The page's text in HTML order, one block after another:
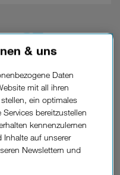
RTL.
& uns
Daten
mit all ihren
ein optimales
bereitzustellen
kennenzulernen
auf unserer
Newslettern und